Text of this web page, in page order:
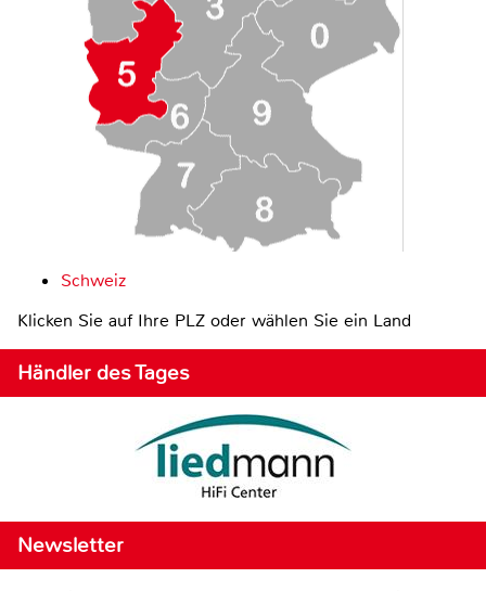
Schweiz
Klicken Sie auf Ihre PLZ oder wählen Sie ein Land
Händler des Tages
Newsletter